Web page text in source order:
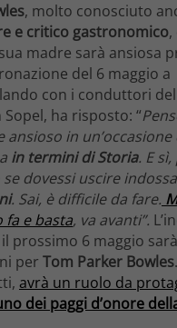
, molto conosciuto
e critico gastronomico
madre sarà ansiosa
del 6 maggio a
con i conduttori
Sopel, ha risposto: “
ansioso in
in termini di Storia. E
dovessi uscire
. Sai, è difficile da fare.
fa e basta, va avanti”.
il prossimo 6 maggio
per Tom Parker Bowles
avrà un ruolo da
dei paggi d’onore